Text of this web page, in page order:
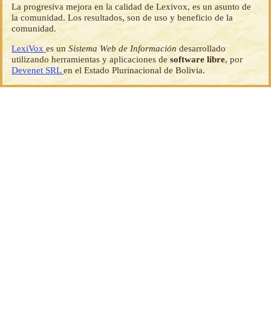
La progresiva mejora en la calidad de Lexivox, es un asunto de
la comunidad. Los resultados, son de uso y beneficio de la
comunidad.
LexiVoxes unSistema Web de Información desarrollado
utilizando herramientas y aplicaciones desoftware libre, por
Devenet SRLen el Estado Plurinacional de Bolivia.